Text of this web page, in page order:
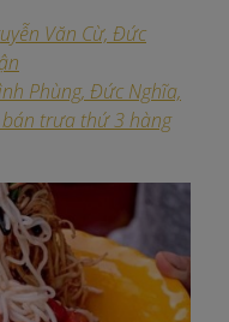
Văn Cừ, Đức
Phùng, Đức Nghĩa,
bán trưa thứ 3 hàng